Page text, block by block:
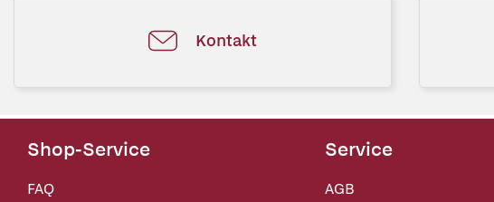
Kontakt
Shop-Service
FAQ
Service
AGB